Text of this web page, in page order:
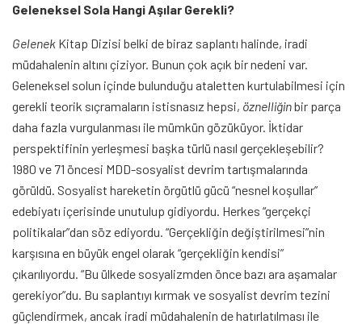
Geleneksel Sola Hangi Aşılar Gerekli?
Gelenek Kitap Dizisi belki de biraz saplantı halinde, iradi
müdahalenin altını çiziyor. Bunun çok açık bir nedeni var.
Geleneksel solun içinde bulunduğu ataletten kurtulabilmesi için
gerekli teorik sıçramaların istisnasız hepsi, öznelliğinbir parça
daha fazla vurgulanması ile mümkün gözüküyor. İktidar
perspektifinin yerleşmesi başka türlü nasıl gerçekleşebilir?
1980 ve 71 öncesi MDD-sosyalist devrim tartışmalarında
görüldü. Sosyalist hareketin örgütlü gücü “nesnel koşullar”
edebiyatı içerisinde unutulup gidiyordu. Herkes “gerçekçi
politikalar”dan söz ediyordu. “Gerçekliğin değiştirilmesi”nin
karşısına en büyük engel olarak “gerçekliğin kendisi”
çıkarılıyordu. “Bu ülkede sosyalizmden önce bazı ara aşamalar
gerekiyor”du. Bu saplantıyı kırmak ve sosyalist devrim tezini
güçlendirmek, ancak iradi müdahalenin de hatırlatılması ile